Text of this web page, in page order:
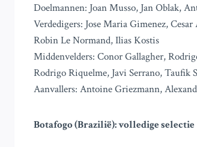
Doelmannen: Joan Musso, Jan Oblak,
Verdedigers: Jose Maria Gimenez,
Robin Le Normand, Ilias Kostis
Middenvelders: Conor Gallagher,
Rodrigo Riquelme, Javi Serrano, Taufik
Aanvallers: Antoine Griezmann,
Botafogo (Brazilië): volledige selectie